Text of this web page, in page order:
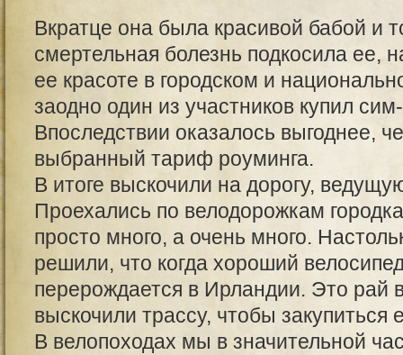
Вкратце она была красивой бабой и
смертельная болезнь подкосила ее,
ее красоте в городском и
заодно один из участников купил
Впоследствии оказалось выгоднее,
выбранный тариф роуминга.
В итоге выскочили на дорогу,
Проехались по велодорожкам
просто много, а очень много.
решили, что когда хороший
перерождается в Ирландии. Это рай
выскочили трассу, чтобы закупиться
В велопоходах мы в значительной